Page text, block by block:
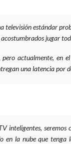
televisión estándar
jugar
actualmente, en
una latencia por
inteligentes, seremos
la nube que tenga